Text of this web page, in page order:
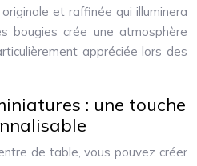
et raffinée qui illuminera
bougies crée une atmosphère
appréciée lors des
: une touche
de table, vous pouvez créer